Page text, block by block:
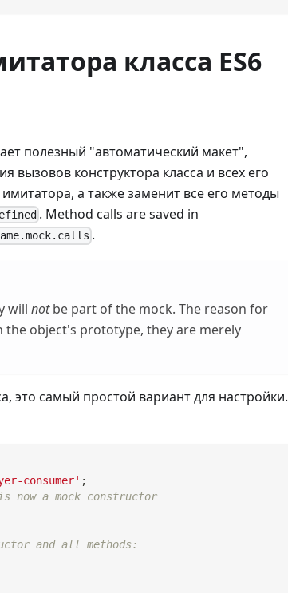
класса ES6
полезный "автоматический макет",
конструктора класса и всех его
а также заменит все его методы
. Method calls are saved in
.
will notbe part of the mock. The reason for
object's prototype, they are merely
это самый простой вариант для настройки.
consumer' ;
now a mock constructor
and all methods: